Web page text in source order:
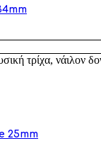
τρίχα, νάιλον
25mm